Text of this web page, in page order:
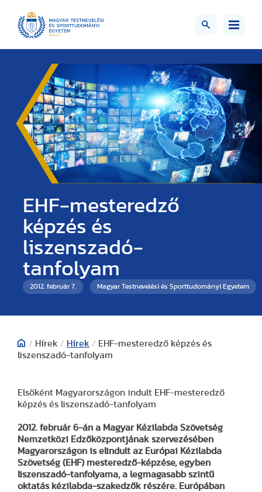
EHF-mesteredző
képzés és
liszenszadó-
tanfolyam
2012. február 7. Magyar Testnevelési és Sporttudományi Egyetem
/ Hírek / Hírek / EHF-mesteredző képzés és
liszenszadó-tanfolyam
Elsőként Magyarországon indult EHF-mesteredző
képzés és liszenszadó-tanfolyam
2012. február 6-án a Magyar Kézilabda Szövetség
Nemzetközi Edzőközpontjának szervezésében
Magyarországon is elindult az Európai Kézilabda
Szövetség (EHF) mesteredző-képzése, egyben
liszenszadó-tanfolyama, a legmagasabb szintű
oktatás kézilabda-szakedzők részére. Európában